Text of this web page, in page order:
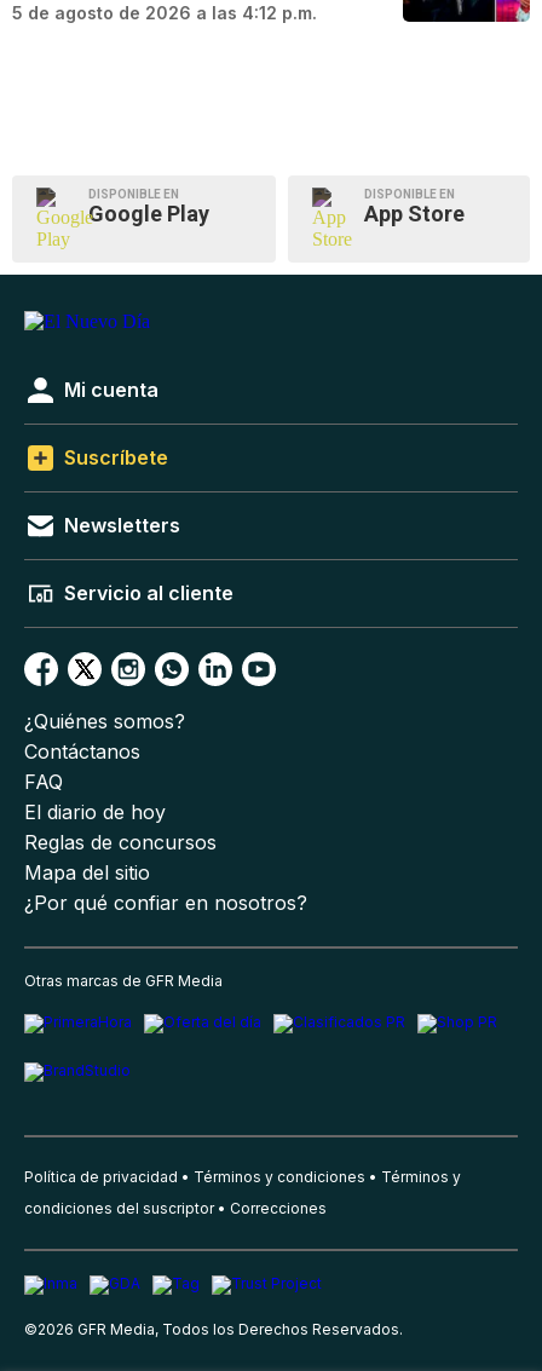
5 de agosto de 2026 a las 4:12 p.m.
DISPONIBLE EN
Google Play
DISPONIBLE EN
App Store
Mi cuenta
Suscríbete
Newsletters
Servicio al cliente
¿Quiénes somos?
Contáctanos
FAQ
El diario de hoy
Reglas de concursos
Mapa del sitio
¿Por qué confiar en nosotros?
Otras marcas de GFR Media
Política de privacidad Términos y condiciones
Términos y
condiciones del suscriptor
Correcciones
©2026 GFR Media, Todos los Derechos Reservados.